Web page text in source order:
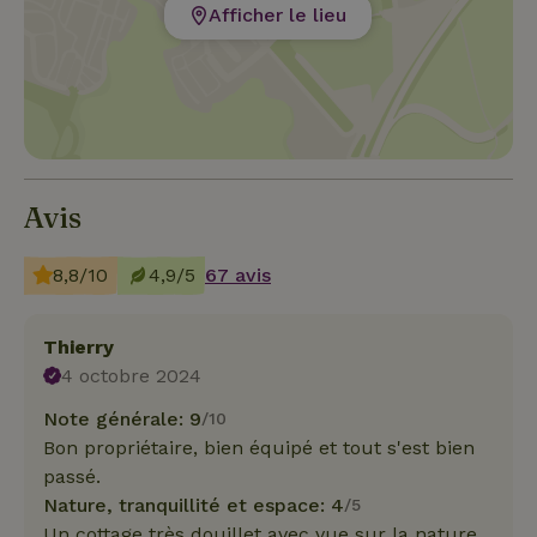
Afficher le lieu
Avis
8,8/10 4,9/5 67 avis
Thierry
4 octobre 2024
Note générale: 9/10
Bon propriétaire, bien équipé et tout s'est bien
passé.
Nature, tranquillité et espace: 4/5